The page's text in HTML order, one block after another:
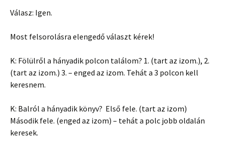
Válasz: Igen.
Most felsorolásra elengedő választ kérek!
K: Fölülről a hányadik polcon találom? 1. (tart az izom.), 2.
(tart az izom.) 3. – enged az izom. Tehát a 3 polcon kell
keresnem.
K: Balról a hányadik könyv? Első fele. (tart az izom)
Második fele. (enged az izom) – tehát a polc jobb oldalán
keresek.